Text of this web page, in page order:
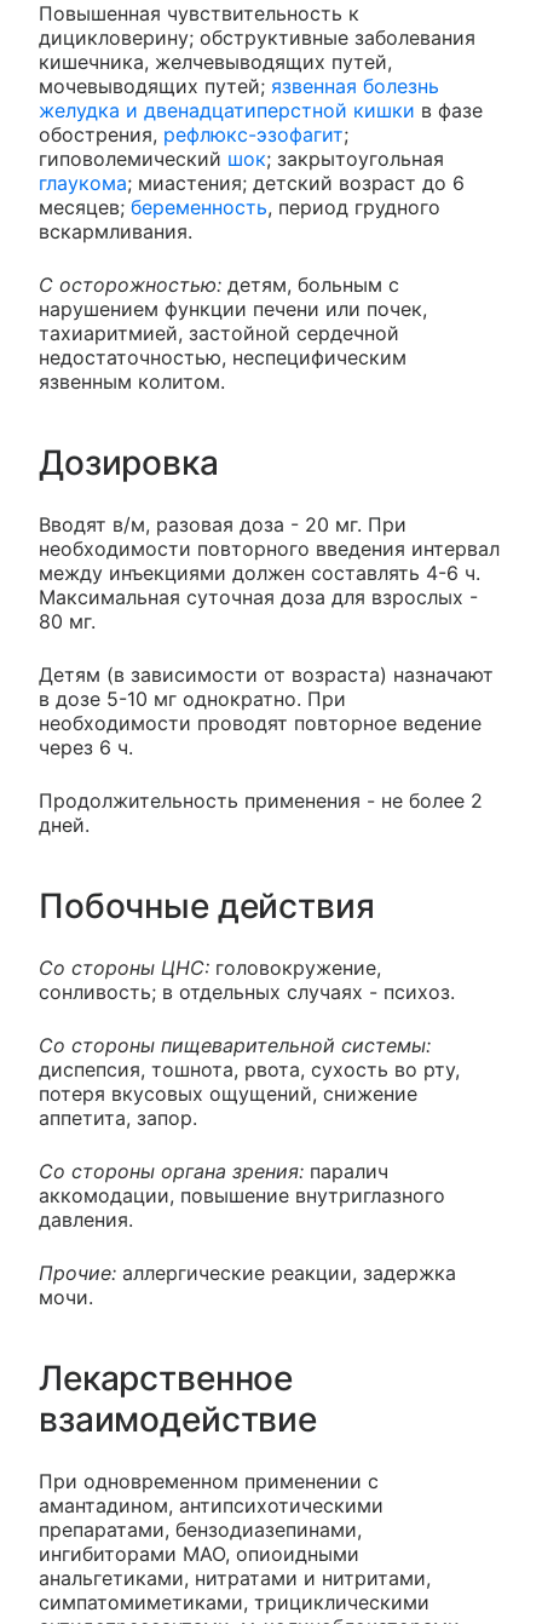
Повышенная чувствительность к
дицикловерину; обструктивные заболевания
кишечника, желчевыводящих путей,
мочевыводящих путей; язвенная болезнь
желудка и двенадцатиперстной кишки в фазе
обострения, рефлюкс-эзофагит;
гиповолемический шок; закрытоугольная
глаукома; миастения; детский возраст до 6
месяцев; беременность, период грудного
вскармливания.
С осторожностью: детям, больным с
нарушением функции печени или почек,
тахиаритмией, застойной сердечной
недостаточностью, неспецифическим
язвенным колитом.
Дозировка
Вводят в/м, разовая доза - 20 мг. При
необходимости повторного введения интервал
между инъекциями должен составлять 4-6 ч.
Максимальная суточная доза для взрослых -
80 мг.
Детям (в зависимости от возраста) назначают
в дозе 5-10 мг однократно. При
необходимости проводят повторное ведение
через 6 ч.
Продолжительность применения - не более 2
дней.
Побочные действия
Со стороны ЦНС: головокружение,
сонливость; в отдельных случаях - психоз.
Со стороны пищеварительной системы:
диспепсия, тошнота, рвота, сухость во рту,
потеря вкусовых ощущений, снижение
аппетита, запор.
Со стороны органа зрения: паралич
аккомодации, повышение внутриглазного
давления.
Прочие: аллергические реакции, задержка
мочи.
Лекарственное
взаимодействие
При одновременном применении с
амантадином, антипсихотическими
препаратами, бензодиазепинами,
ингибиторами МАО, опиоидными
анальгетиками, нитратами и нитритами,
симпатомиметиками, трициклическими